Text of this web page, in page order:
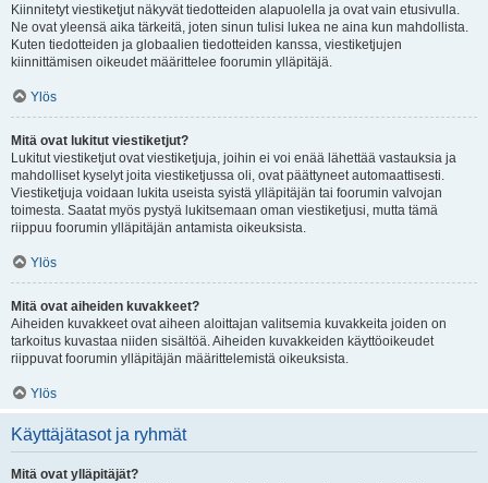
Kiinnitetyt viestiketjut näkyvät tiedotteiden alapuolella ja ovat vain etusivulla.
Ne ovat yleensä aika tärkeitä, joten sinun tulisi lukea ne aina kun mahdollista.
Kuten tiedotteiden ja globaalien tiedotteiden kanssa, viestiketjujen
kiinnittämisen oikeudet määrittelee foorumin ylläpitäjä.
Ylös
Mitä ovat lukitut viestiketjut?
Lukitut viestiketjut ovat viestiketjuja, joihin ei voi enää lähettää vastauksia ja
mahdolliset kyselyt joita viestiketjussa oli, ovat päättyneet automaattisesti.
Viestiketjuja voidaan lukita useista syistä ylläpitäjän tai foorumin valvojan
toimesta. Saatat myös pystyä lukitsemaan oman viestiketjusi, mutta tämä
riippuu foorumin ylläpitäjän antamista oikeuksista.
Ylös
Mitä ovat aiheiden kuvakkeet?
Aiheiden kuvakkeet ovat aiheen aloittajan valitsemia kuvakkeita joiden on
tarkoitus kuvastaa niiden sisältöä. Aiheiden kuvakkeiden käyttöoikeudet
riippuvat foorumin ylläpitäjän määrittelemistä oikeuksista.
Ylös
Käyttäjätasot ja ryhmät
Mitä ovat ylläpitäjät?